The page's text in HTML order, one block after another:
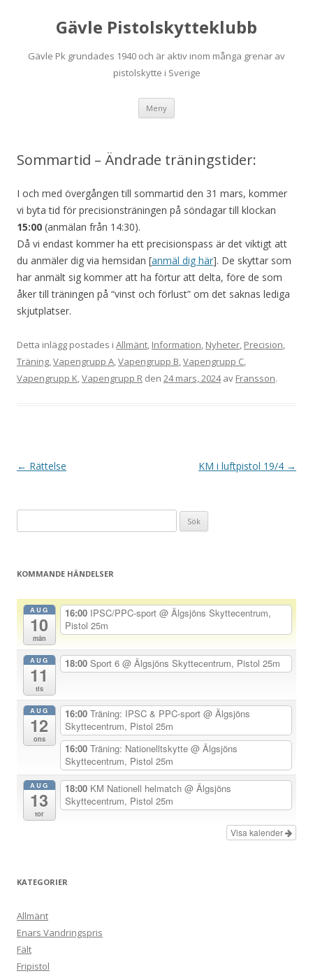
Gävle Pistolskytteklubb
Gävle Pk grundades 1940 och är aktiv inom många grenar av
pistolskytte i Sverige
Meny
Sommartid – Ändrade träningstider:
I och med övergången till sommartid den 31 mars, kommer
vi byta tid för precisionsträningen på söndagar till klockan
15:00 (anmälan från 14:30).
Då vi endast kommer ha ett precisionspass är det viktigt att
du anmäler dig via hemsidan [anmäl dig här]. De skyttar som
har anmält sig kommer att ha förtur att delta, före de som
åker till träningen på “vinst och förlust” om det saknas lediga
skjutplatser.
Detta inlägg postades i Allmänt, Information, Nyheter, Precision,
Träning,Vapengrupp A,Vapengrupp B,Vapengrupp C,
Vapengrupp K,Vapengrupp R den 24 mars, 2024av Fransson.
I
n
e
g
← Rättelse KM i luftpistol 19/4 →
efter:
KOMMANDE HÄNDELSER
AUG
10
mån
16:00 IPSC/PPC-sport @ Älgsjöns Skyttecentrum,
Pistol 25m
AUG
11
tis
18:00 Sport 6 @ Älgsjöns Skyttecentrum, Pistol 25m
AUG
12
ons
16:00 Träning: IPSC & PPC-sport @ Älgsjöns
Skyttecentrum, Pistol 25m
16:00 Träning: Nationelltskytte @ Älgsjöns
Skyttecentrum, Pistol 25m
AUG
13
tor
18:00 KM Nationell helmatch @ Älgsjöns
Skyttecentrum, Pistol 25m
Visa kalender
KATEGORIER
Allmänt
Enars Vandringspris
Fält
Fripistol